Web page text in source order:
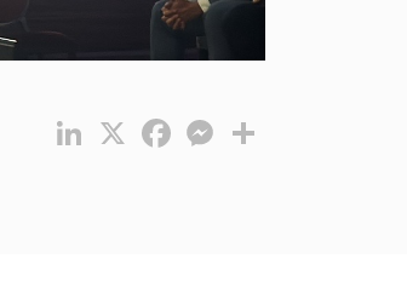
LinkedIn
X FacebookMessenger